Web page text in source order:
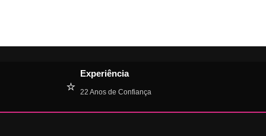
⭐
Experiência
22 Anos de Confiança